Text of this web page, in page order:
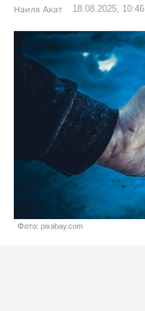
Наиля Ахат 18.08.2025, 10:46
Фото: pixabay.com